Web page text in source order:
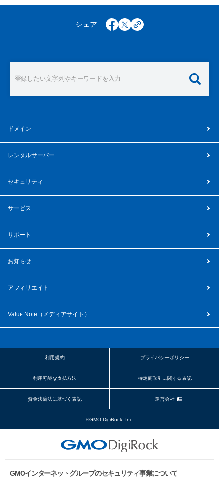
シェア facebook
x copy
ドメイン
レンタルサーバー
セキュリティ
サービス
サポート
お知らせ
アフィリエイト
Value Note（ メディアサイト ）
利用規約 プライバシーポリシー
利用可能な支払方法 特定商取引に関する表記
資金決済法に基づく表記 運営会社
©GMO DigiRock, Inc.
GMOインターネットグループのセキュリティ事業について